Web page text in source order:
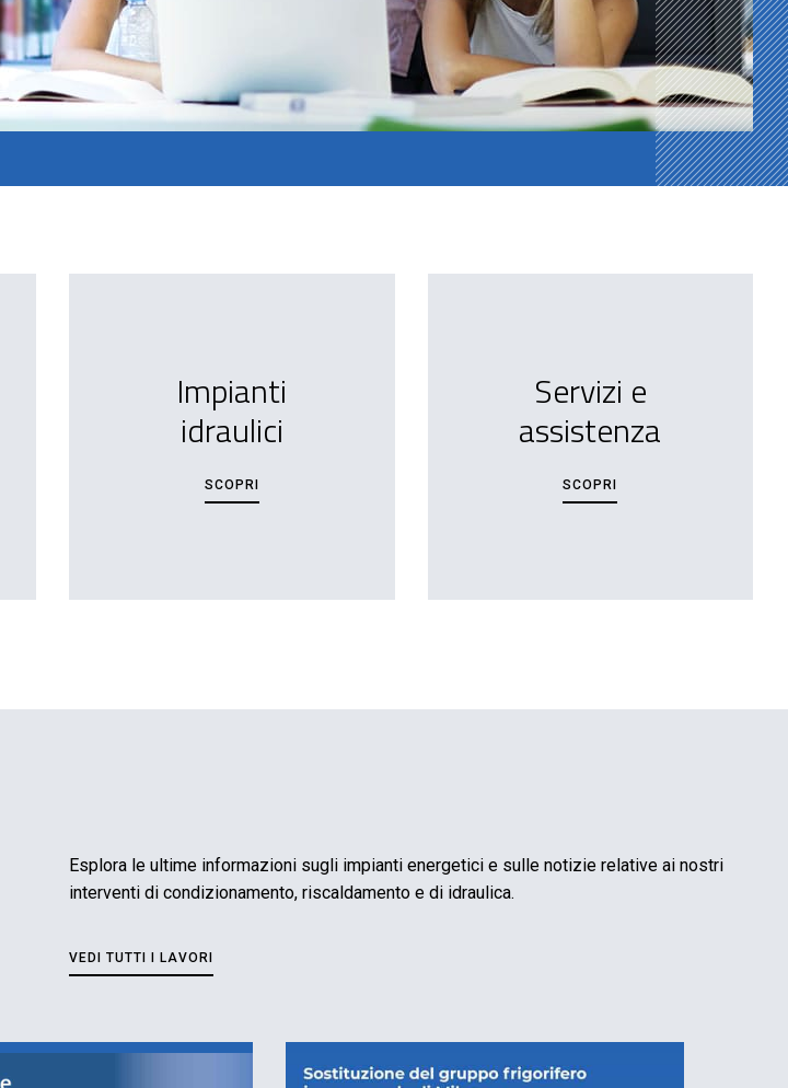
Impianti
idraulici
SCOPRI
Servizi e
assistenza
SCOPRI
Esplora le ultime informazioni sugli impianti energetici e sulle notizie relative ai nostri
interventi di condizionamento, riscaldamento e di idraulica.
VEDI TUTTI I LAVORI